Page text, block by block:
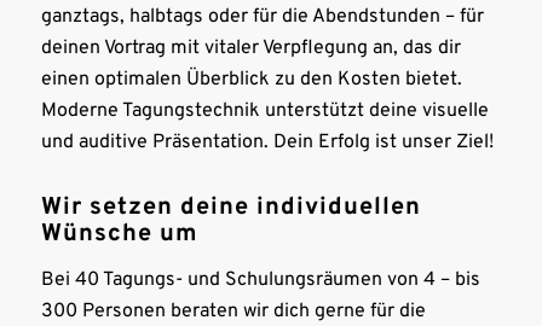
ganztags, halbtags oder für die Abendstunden – für
deinen Vortrag mit vitaler Verpflegung an, das dir
einen optimalen Überblick zu den Kosten bietet.
Moderne Tagungstechnik unterstützt deine visuelle
und auditive Präsentation. Dein Erfolg ist unser Ziel!
Wir setzen deine individuellen
Wünsche um
Bei 40 Tagungs- und Schulungsräumen von 4 – bis
300 Personen beraten wir dich gerne für die